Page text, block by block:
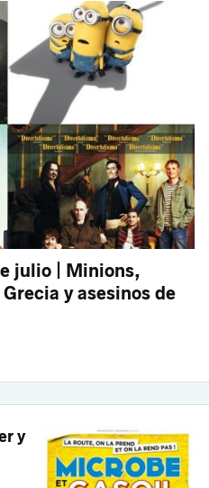
julio | Minions,
y asesinos de
y